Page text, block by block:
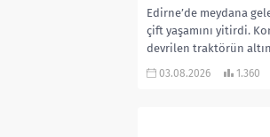
Edirne’de meydana
çift yaşamını yitirdi.
devrilen traktörün
ile eşi Fatma...
03.08.2026 1.360